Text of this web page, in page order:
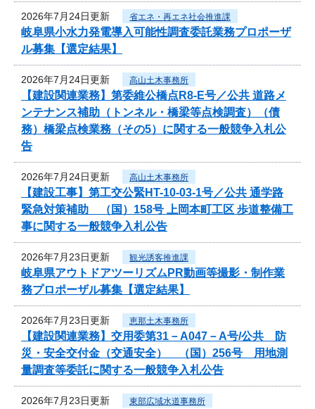
2026年7月24日更新 省エネ・再エネ社会推進課
岐阜県小水力発電導入可能性調査委託業務プロポーザ
ル募集【選定結果】
2026年7月24日更新 高山土木事務所
【建設関連業務】第委維公橋点R8-E号／公共 道路メ
ンテナンス補助（トンネル・橋梁等点検調査）（債
務）橋梁点検業務（その5）に関する一般競争入札公
告
2026年7月24日更新 高山土木事務所
【建設工事】第工交公緊HT-10-03-1号／公共 通学路
緊急対策補助 （国）158号 上岡本町工区 歩道整備工
事に関する一般競争入札公告
2026年7月23日更新 観光誘客推進課
岐阜県アウトドアツーリズムPR動画等撮影・制作業
務プロポーザル募集【選定結果】
2026年7月23日更新 恵那土木事務所
【建設関連業務】交用委第31－A047－A号/公共 防
災・安全交付金（交通安全） （国）256号 用地測
量調査等委託に関する一般競争入札公告
2026年7月23日更新 東部広域水道事務所